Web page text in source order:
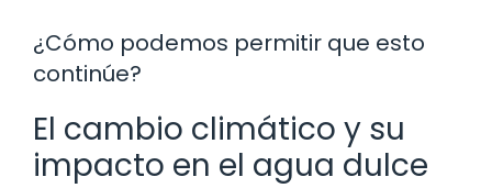
¿Cómo podemos permitir que esto
continúe?
El cambio climático y su
impacto en el agua dulce